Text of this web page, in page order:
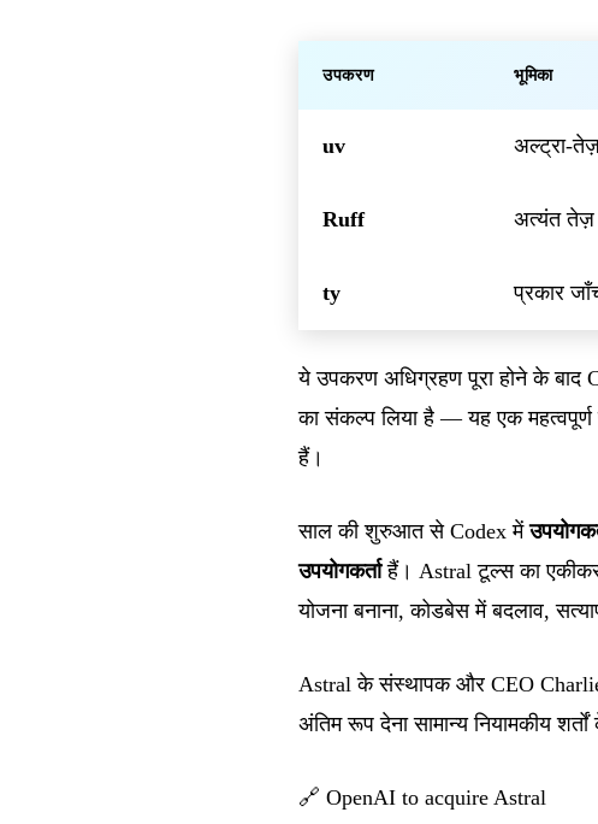
उपकरण भूमिका
uv अल्ट्रा-
Ruff अत्यंत तेज़
ty प्रकार
ये उपकरण अधिग्रहण पूरा होने के बाद
का संकल्प लिया है — यह एक महत्वपूर्ण
हैं।
साल की शुरुआत से Codex में
उपयोगकर्ताहैं। Astral टूल्स का
योजना बनाना, कोडबेस में बदलाव,
Astral के संस्थापक और CEO Charlie
अंतिम रूप देना सामान्य नियामकीय
🔗 OpenAI to acquire Astral